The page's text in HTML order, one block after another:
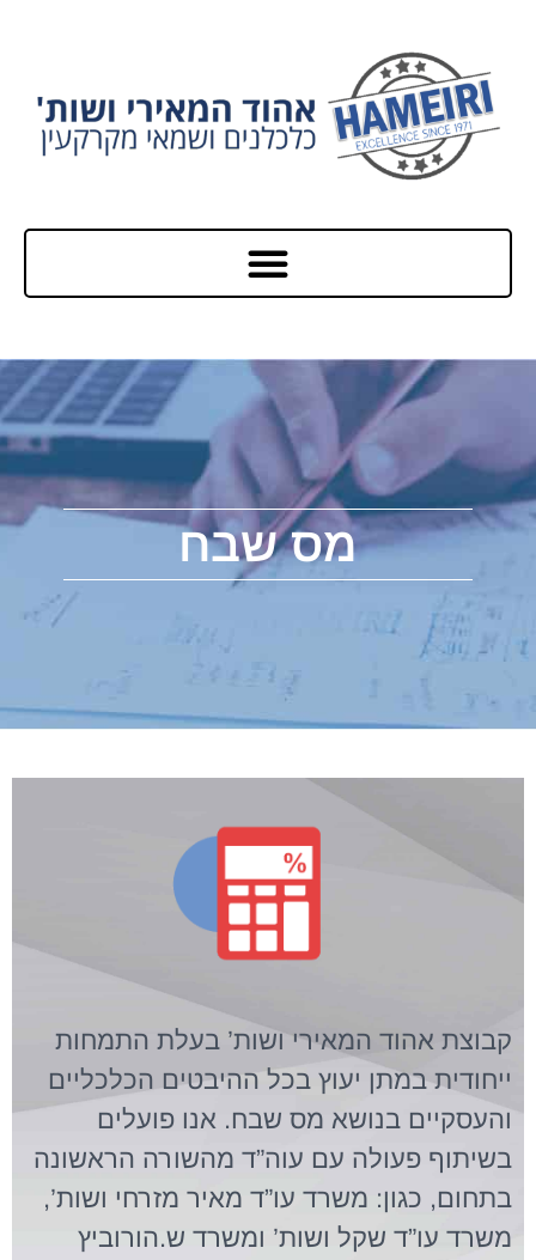
מס שבח
קבוצת אהוד המאירי ושות’ בעלת התמחות
ייחודית במתן יעוץ בכל ההיבטים הכלכליים
והעסקיים בנושא מס שבח. אנו פועלים
בשיתוף פעולה עם עוה”ד מהשורה הראשונה
בתחום, כגון: משרד עו”ד מאיר מזרחי ושות’,
משרד עו”ד שקל ושות’ ומשרד ש.הורוביץ